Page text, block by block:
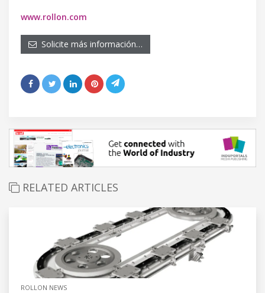
www.rollon.com
Solicite más información…
RELATED ARTICLES
ROLLON NEWS